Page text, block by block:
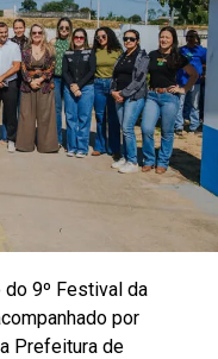
9º Festival da
por
Prefeitura de